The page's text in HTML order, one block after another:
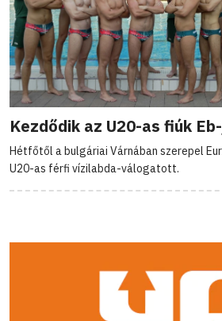
Kezdődik az U20-as fiúk
Hétfőtől a bulgáriai Várnában szerepel
U20-as férfi vízilabda-válogatott.